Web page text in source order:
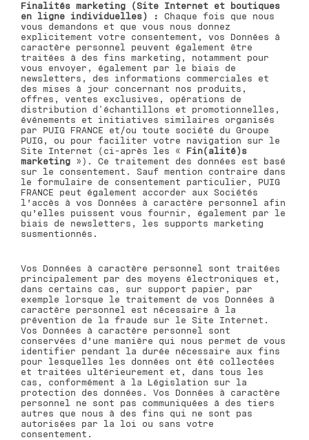
Finalités marketing (Site Internet et boutiques
en ligne individuelles) :
Chaque fois que nous
vous demandons et que vous nous donnez
explicitement votre consentement, vos Données à
caractère personnel peuvent également être
traitées à des fins marketing, notamment pour
vous envoyer, également par le biais de
newsletters, des informations commerciales et
des mises à jour concernant nos produits,
offres, ventes exclusives, opérations de
distribution d'échantillons et promotionnelles,
événements et initiatives similaires organisés
par PUIG FRANCE et/ou toute société du Groupe
PUIG, ou pour faciliter votre navigation sur le
Site Internet (ci-après les « Fin(alité)s
marketing »). Ce traitement des données est basé
sur le consentement. Sauf mention contraire dans
le formulaire de consentement particulier, PUIG
FRANCE peut également accorder aux Sociétés
l’accès à vos Données à caractère personnel afin
qu’elles puissent vous fournir, également par le
biais de newsletters, les supports marketing
susmentionnés.
Vos Données à caractère personnel sont traitées
principalement par des moyens électroniques et,
dans certains cas, sur support papier, par
exemple lorsque le traitement de vos Données à
caractère personnel est nécessaire à la
prévention de la fraude sur le Site Internet.
Vos Données à caractère personnel sont
conservées d’une manière qui nous permet de vous
identifier pendant la durée nécessaire aux fins
pour lesquelles les données ont été collectées
et traitées ultérieurement et, dans tous les
cas, conformément à la Législation sur la
protection des données. Vos Données à caractère
personnel ne sont pas communiquées à des tiers
autres que nous à des fins qui ne sont pas
autorisées par la loi ou sans votre
consentement.